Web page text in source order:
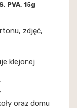
PVA, 15g
zdjęć,
klejonej
oraz domu